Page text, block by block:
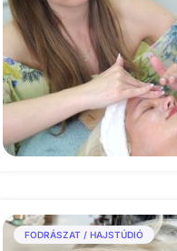
FODRÁSZAT / HAJSTÚDIÓ